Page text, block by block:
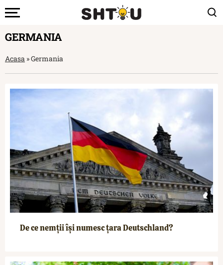
GERMANIA
Acasa »Germania
De ce nemții își numesc țara Deutschland?